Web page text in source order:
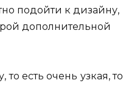
подойти к дизайну,
дополнительной
есть очень узкая, то